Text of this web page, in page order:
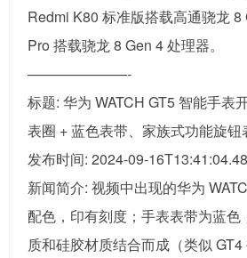
Redmi K80 标准版搭载高通骁龙
Pro 搭载骁龙 8 Gen 4 处理器。
———————-
标题: 华为 WATCH GT5 智能手表
表圈 + 蓝色表带、家族式功能旋钮
发布时间: 2024-09-
新闻简介: 视频中出现的华为
配色，印有刻度；手表表带为蓝
质和硅胶材质结合而成（类似